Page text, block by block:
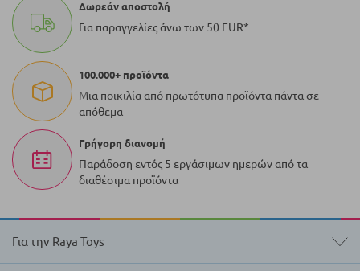
Δωρεάν αποστολή
Για παραγγελίες άνω των 50 EUR*
100.000+ προϊόντα
Μια ποικιλία από πρωτότυπα προϊόντα πάντα σε
απόθεμα
Γρήγορη διανομή
Παράδοση εντός 5 εργάσιμων ημερών από τα
διαθέσιμα προϊόντα
Για την Raya Toys